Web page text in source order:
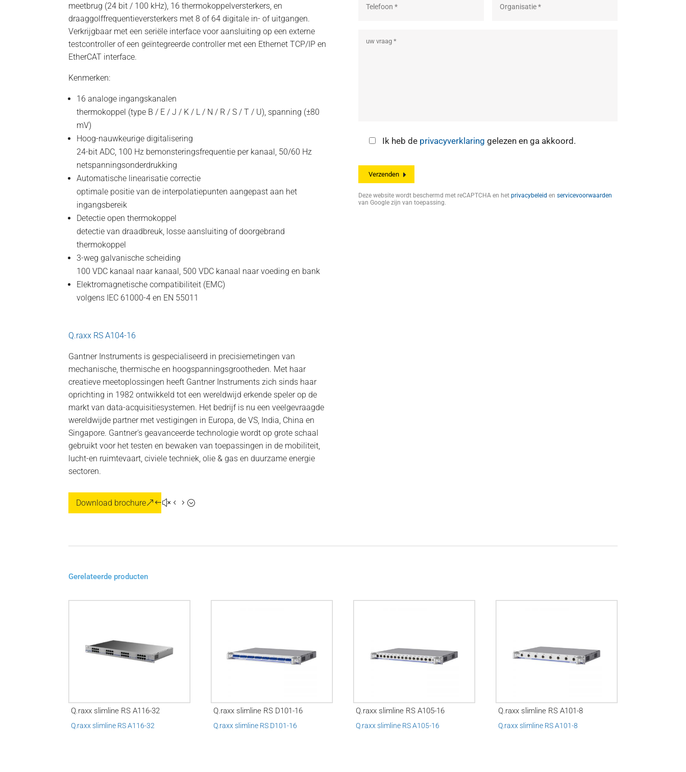
meetbrug (24 bit / 100 kHz), 16 thermokoppelversterkers, en
draaggolffrequentieversterkers met 8 of 64 digitale in- of uitgangen.
Verkrijgbaar met een seriële interface voor aansluiting op een externe
testcontroller of een geïntegreerde controller met een Ethernet TCP/IP en
EtherCAT interface.
Kenmerken:
16 analoge ingangskanalen
thermokoppel (type B / E / J / K / L / N / R / S / T / U), spanning (±80
mV)
Hoog-nauwkeurige digitalisering
24-bit ADC, 100 Hz bemonsteringsfrequentie per kanaal, 50/60 Hz
netspanningsonderdrukking
Automatische linearisatie correctie
optimale positie van de interpolatiepunten aangepast aan het
ingangsbereik
Detectie open thermokoppel
detectie van draadbreuk, losse aansluiting of doorgebrand
thermokoppel
3-weg galvanische scheiding
100 VDC kanaal naar kanaal, 500 VDC kanaal naar voeding en bank
Elektromagnetische compatibiliteit (EMC)
volgens IEC 61000-4 en EN 55011
Q.raxx RS A104-16
Gantner Instruments is gespecialiseerd in precisiemetingen van
mechanische, thermische en hoogspanningsgrootheden. Met haar
creatieve meetoplossingen heeft Gantner Instruments zich sinds haar
oprichting in 1982 ontwikkeld tot een wereldwijd erkende speler op de
markt van data-acquisitiesystemen. Het bedrijf is nu een veelgevraagde
wereldwijde partner met vestigingen in Europa, de VS, India, China en
Singapore. Gantner's geavanceerde technologie wordt op grote schaal
gebruikt voor het testen en bewaken van toepassingen in de mobiliteit,
lucht-en ruimtevaart, civiele techniek, olie & gas en duurzame energie
sectoren.
Download brochure
Ik heb de privacyverklaring gelezen en ga akkoord.
Deze website wordt beschermd met reCAPTCHA en het privacybeleid en servicevoorwaarden
van Google zijn van toepassing.
Gerelateerde producten
Q.raxx slimline RS A116-32
Q.raxx slimline RS A116-32
Q.raxx slimline RS D101-16
Q.raxx slimline RS D101-16
Q.raxx slimline RS A105-16
Q.raxx slimline RS A105-16
Q.raxx slimline RS A101-8
Q.raxx slimline RS A101-8